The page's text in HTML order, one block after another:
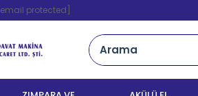
[email protected]